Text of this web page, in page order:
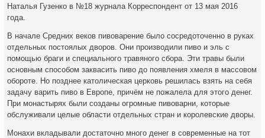
Наталья Гузенко в №18 журнала Корреспондент от 13 мая 2016
года.
В начале Средних веков пивоварение было сосредоточенно в руках
отдельных постоялых дворов. Они производили пиво и эль с
помощью браги и специального травяного сбора. Эти травы были
основным способом заквасить пиво до появления хмеля в массовом
обороте. Но позднее католическая церковь решилась взять на себя
задачу варить пиво в Европе, причём не пожалела для этого денег.
При монастырях были созданы огромные пивоварни, которые
обслуживали целые области отдельных стран и королевские дворы.
Монахи вкладывали достаточно много денег в современные на тот